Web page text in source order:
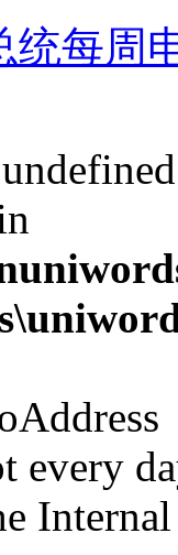
统每周
every